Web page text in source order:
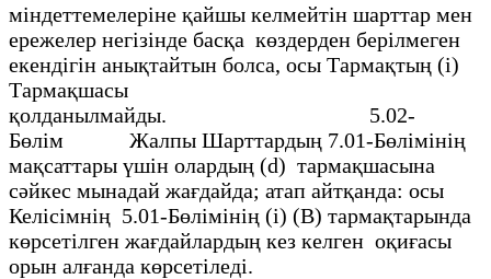
мiндеттемелерiне қайшы келмейтiн шарттар мен
ережелер негiзiнде басқа көздерден берiлмеген
екендiгiн анықтайтын болса, осы Тармақтың (i)
Тармақшасы
қолданылмайды. 5.02-
Бөлiм Жалпы Шарттардың 7.01-Бөлiмiнiң
мақсаттары үшiн олардың (d) тармақшасына
сәйкес мынадай жағдайда; атап айтқанда: осы
Келiсiмнiң 5.01-Бөлiмiнiң (i) (В) тармақтарында
көрсетiлген жағдайлардың кез келген оқиғасы
орын алғанда көрсетiледi.